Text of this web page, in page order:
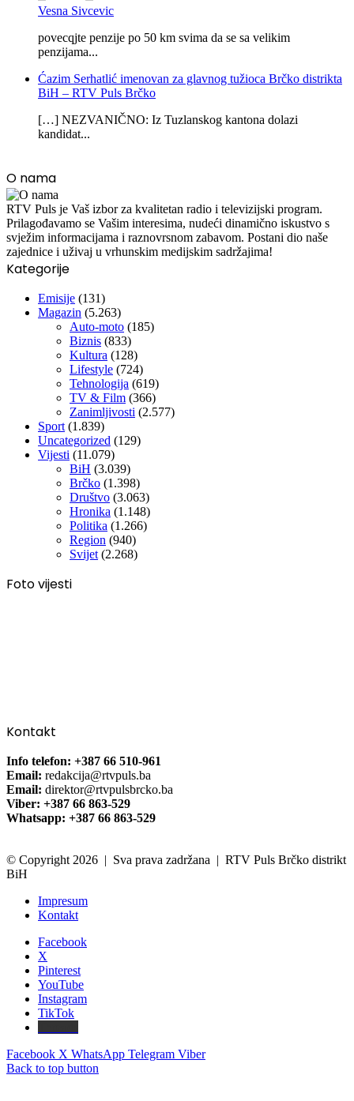
Vesna Sivcevic
povecqjte penzije po 50 km svima da se sa velikim
penzijama...
Ćazim Serhatlić imenovan za glavnog tužioca Brčko distrikta
BiH – RTV Puls Brčko
[…] NEZVANIČNO: Iz Tuzlanskog kantona dolazi
kandidat...
O nama
RTV Puls je Vaš izbor za kvalitetan radio i televizijski program.
Prilagođavamo se Vašim interesima, nudeći dinamično iskustvo s
svježim informacijama i raznovrsnom zabavom. Postani dio naše
zajednice i uživaj u vrhunskim medijskim sadržajima!
Kategorije
Emisije (131)
Magazin (5.263)
Auto-moto (185)
Biznis (833)
Kultura (128)
Lifestyle (724)
Tehnologija (619)
TV & Film (366)
Zanimljivosti (2.577)
Sport (1.839)
Uncategorized (129)
Vijesti (11.079)
BiH (3.039)
Brčko (1.398)
Društvo (3.063)
Hronika (1.148)
Politika (1.266)
Region (940)
Svijet (2.268)
Foto vijesti
Kontakt
Info telefon: +387 66 510-961
Email: redakcija@rtvpuls.ba
Email: direktor@rtvpulsbrcko.ba
Viber: +387 66 863-529
Whatsapp: +387 66 863-529
© Copyright 2026 | Sva prava zadržana | RTV Puls Brčko distrikt
BiH
Impresum
Kontakt
Facebook
X
Pinterest
YouTube
Instagram
TikTok
Facebook X WhatsApp Telegram Viber
Back to top button